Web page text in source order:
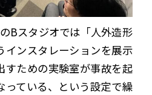
Bスタジオでは「人外造形
インスタレーションを展示
すための実験室が事故を起
っている、という設定で繰